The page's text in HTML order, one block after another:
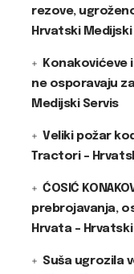
rezove,
Hrvatski Medijski
Konakovićeve
ne osporavaju
Medijski Servis
Veliki požar
Tractori –
ĆOSIĆ
prebrojavanja,
Hrvata –
Suša ugrozila